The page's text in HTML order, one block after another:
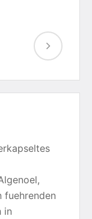
fuehrenden
in